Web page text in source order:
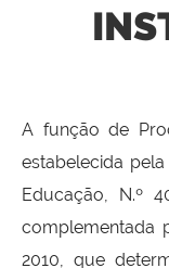
A função de
estabelecida
Educação, N.º
complementada
2010, que